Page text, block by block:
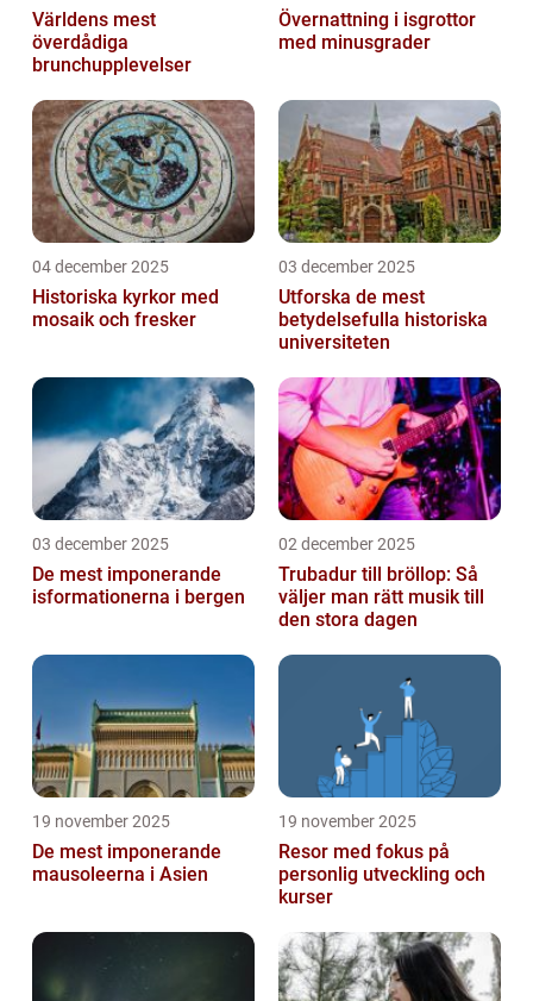
Världens mest
överdådiga
brunchupplevelser
Övernattning i isgrottor
med minusgrader
04 december 2025
Historiska kyrkor med
mosaik och fresker
03 december 2025
Utforska de mest
betydelsefulla historiska
universiteten
03 december 2025
De mest imponerande
isformationerna i bergen
02 december 2025
Trubadur till bröllop: Så
väljer man rätt musik till
den stora dagen
19 november 2025
De mest imponerande
mausoleerna i Asien
19 november 2025
Resor med fokus på
personlig utveckling och
kurser